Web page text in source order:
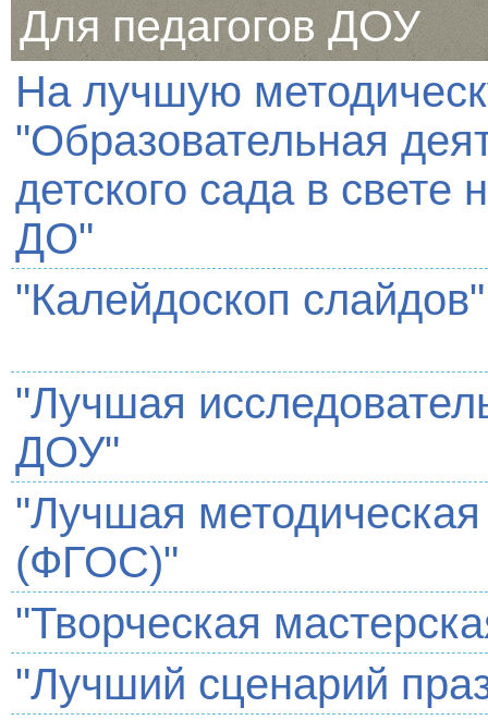
Для педагогов ДОУ
На лучшую
"Образовательная
детского сада в
ДО"
"Калейдоскоп
"Лучшая
ДОУ"
"Лучшая
(ФГОС)"
"Творческая
"Лучший сценарий